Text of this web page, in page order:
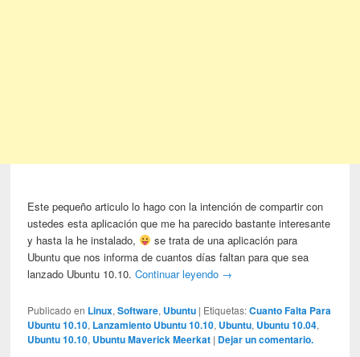
Este pequeño articulo lo hago con la intención de compartir con
ustedes esta aplicación que me ha parecido bastante interesante
y hasta la he instalado,
se trata de una aplicación para
Ubuntu que nos informa de cuantos días faltan para que sea
lanzado Ubuntu 10.10.Continuar leyendo →
Publicado en Linux,Software, Ubuntu | Etiquetas: Cuanto Falta Para
Ubuntu 10.10, Lanzamiento Ubuntu 10.10, Ubuntu, Ubuntu 10.04,
Ubuntu 10.10, Ubuntu Maverick Meerkat | Dejar un comentario.